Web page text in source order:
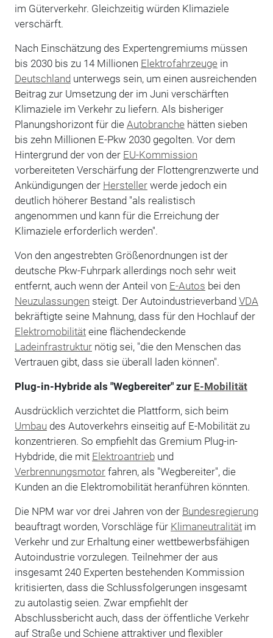
im Güterverkehr. Gleichzeitig würden Klimaziele
verschärft.
Nach Einschätzung des Expertengremiums müssen
bis 2030 bis zu 14 Millionen Elektrofahrzeuge in
Deutschland unterwegs sein, um einen ausreichenden
Beitrag zur Umsetzung der im Juni verschärften
Klimaziele im Verkehr zu liefern. Als bisheriger
Planungshorizont für die Autobranche hätten sieben
bis zehn Millionen E-Pkw 2030 gegolten. Vor dem
Hintergrund der von der EU-Kommission
vorbereiteten Verschärfung der Flottengrenzwerte und
Ankündigungen der Herstellerwerde jedoch ein
deutlich höherer Bestand "als realistisch
angenommen und kann für die Erreichung der
Klimaziele erforderlich werden".
Von den angestrebten Größenordnungen ist der
deutsche Pkw-Fuhrpark allerdings noch sehr weit
entfernt, auch wenn der Anteil von E-Autos bei den
Neuzulassungen steigt. Der Autoindustrieverband VDA
bekräftigte seine Mahnung, dass für den Hochlauf der
Elektromobilitäteine flächendeckende
Ladeinfrastrukturnötig sei, "die den Menschen das
Vertrauen gibt, dass sie überall laden können".
Plug-in-Hybride als "Wegbereiter" zur E-Mobilität
Ausdrücklich verzichtet die Plattform, sich beim
Umbau des Autoverkehrs einseitig auf E-Mobilität zu
konzentrieren. So empfiehlt das Gremium Plug-in-
Hybdride, die mit Elektroantriebund
Verbrennungsmotorfahren, als "Wegbereiter", die
Kunden an die Elektromobilität heranführen könnten.
Die NPM war vor drei Jahren von der Bundesregierung
beauftragt worden, Vorschläge für Klimaneutralitätim
Verkehr und zur Erhaltung einer wettbewerbsfähigen
Autoindustrie vorzulegen. Teilnehmer der aus
insgesamt 240 Experten bestehenden Kommission
kritisierten, dass die Schlussfolgerungen insgesamt
zu autolastig seien. Zwar empfiehlt der
Abschlussbericht auch, dass der öffentliche Verkehr
auf Straße und Schiene attraktiver und flexibler